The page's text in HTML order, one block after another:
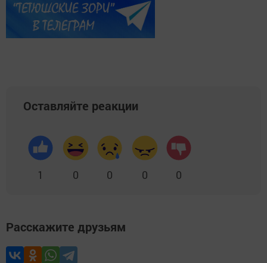
Оставляйте реакции
1 0 0 0 0
Расскажите друзьям